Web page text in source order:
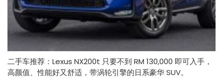
二手车推荐：Lexus NX200t 只要不到 RM 130,000 即可入手，
高颜值、性能好又舒适，带涡轮引擎的日系豪华 SUV。